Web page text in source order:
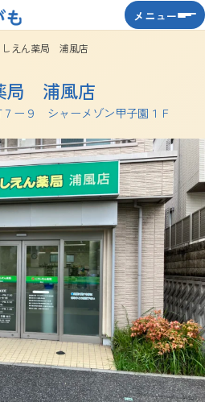
メニュー
しえん薬局 浦風店
局 浦風店
７ー９ シャーメゾン甲子園１Ｆ